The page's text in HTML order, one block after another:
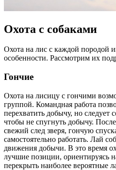
Охота с собаками
Охота на лис с каждой породой
особенности. Рассмотрим их
Гончие
Охота на лисицу с гончими
группой. Командная работа
перехватить добычу, но следует
чтобы не спугнуть добычу.
свежий след зверя, гончую
самостоятельно работать. Лай
движения добычи. В это время
лучшие позиции, ориентируясь
перекрыть наиболее вероятные